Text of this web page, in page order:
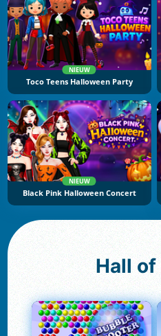
NIEUW
Toco Teens Halloween Party
NIEUW
Black Pink Halloween Concert
Hall of